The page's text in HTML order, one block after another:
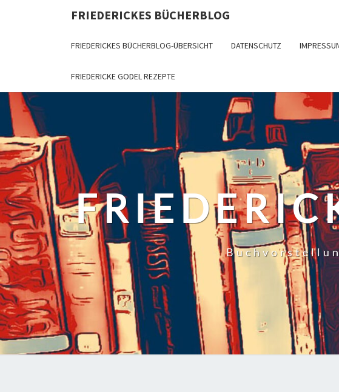
FRIEDERICKES BÜCHERBLOG
FRIEDERICKES BÜCHERBLOG-ÜBERSICHT DATENSCHUTZ
FRIEDERICKE GODEL REZEPTE